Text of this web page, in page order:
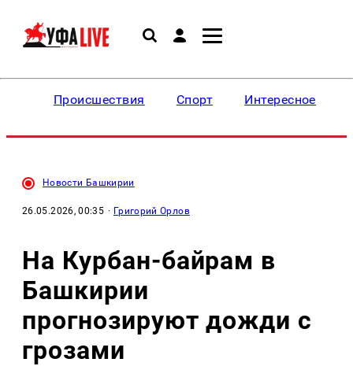
Происшествия Спорт Интересное
Новости Башкирии
26.05.2026, 00:35 · Григорий Орлов
На Курбан-байрам в
Башкирии
прогнозируют дожди с
грозами